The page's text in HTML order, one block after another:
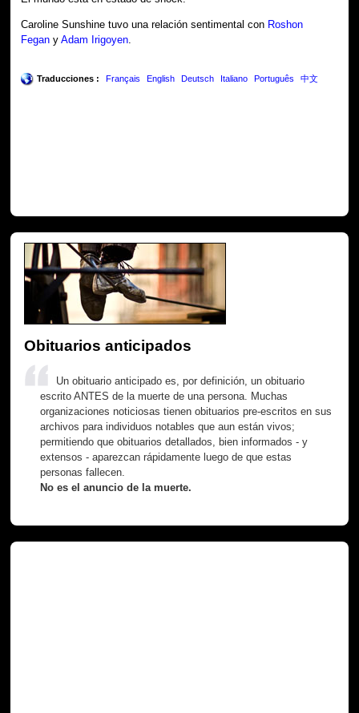
Caroline Sunshine tuvo una relación sentimental con Roshon
Fegan yAdam Irigoyen.
Traducciones : Français English Deutsch Italiano Português 中文
Obituarios anticipados
Un obituario anticipado es, por definición, un obituario
escrito ANTES de la muerte de una persona. Muchas
organizaciones noticiosas tienen obituarios pre-escritos en sus
archivos para individuos notables que aun están vivos;
permitiendo que obituarios detallados, bien informados - y
extensos - aparezcan rápidamente luego de que estas
personas fallecen.
No es el anuncio de la muerte.